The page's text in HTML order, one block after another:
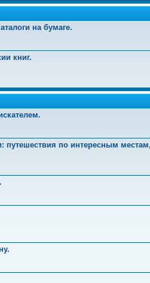
на бумаге.
книг.
путешествия по интересным